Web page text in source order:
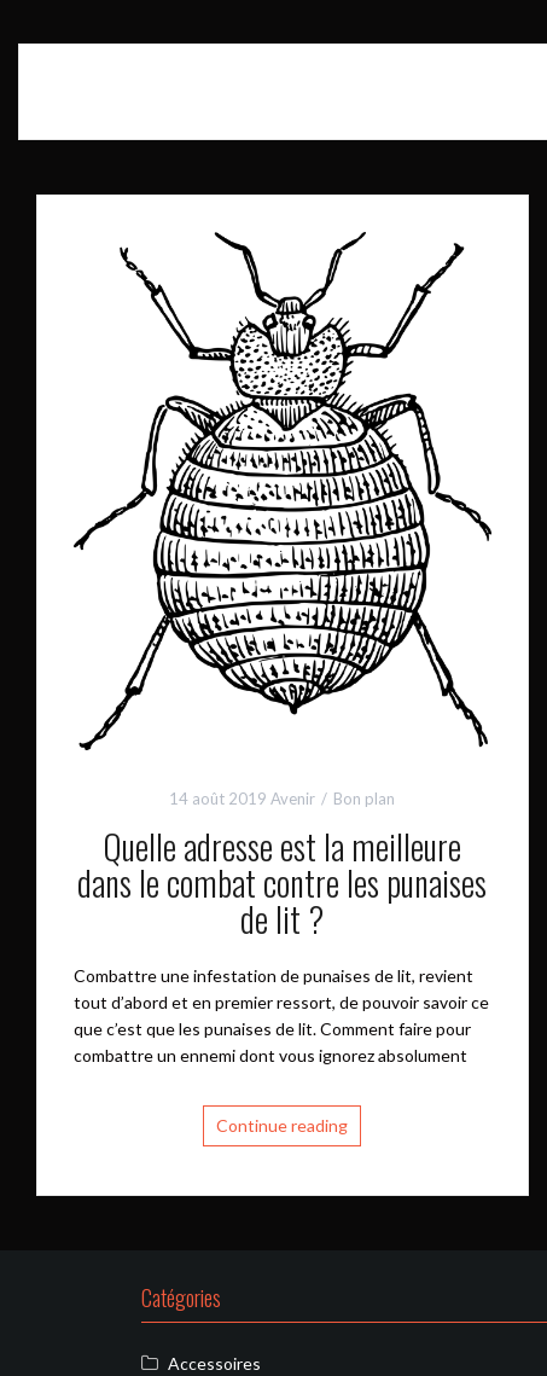
14 août 2019 Avenir Bon plan
Quelle adresse est la meilleure
dans le combat contre les punaises
de lit ?
Combattre une infestation de punaises de lit, revient
tout d’abord et en premier ressort, de pouvoir savoir ce
que c’est que les punaises de lit. Comment faire pour
combattre un ennemi dont vous ignorez absolument
Continue reading
Catégories
Accessoires